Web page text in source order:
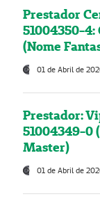
Prestador
51004350-
(Nome
01 de Abril de
Prestador:
51004349-0
Master)
01 de Abril de